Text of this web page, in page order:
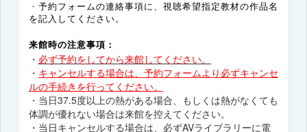
・ 予約フォームの連絡事項に、視聴希望指定教材の作品名
を記入してください。
来館時の注意事項：
・ 必ず予約をしてから来館してください。
・ キャンセルする場合は、予約フォームより必ずキャンセ
ルの手続きを行ってください。
・当日37.5度以上の熱がある場合、もしくは熱がなくても
体調が優れない場合は来館を控えてください。
・当日キャンセルする場合は、必ずAVライブラリーに電